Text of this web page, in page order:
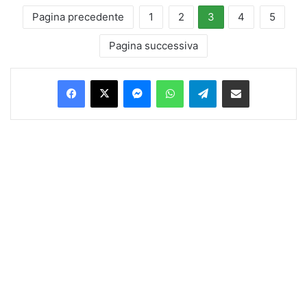
Pagina precedente 1 2 3 4 5
Pagina successiva
Facebook
X MessengerWhatsAppTelegramCondividi via Email